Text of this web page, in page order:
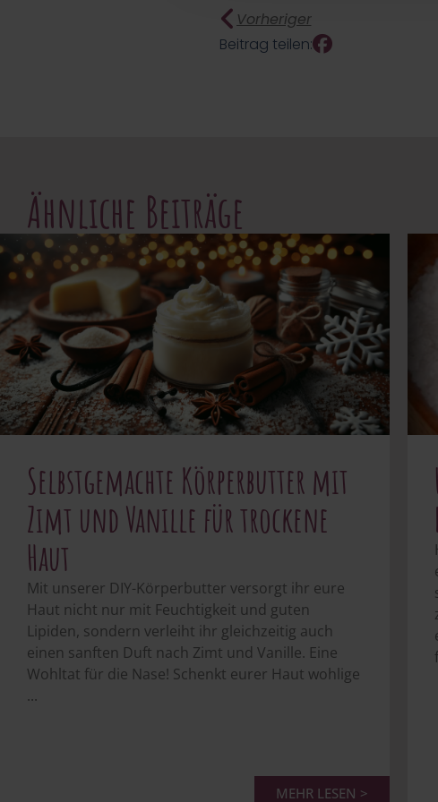
Vorheriger
Beitrag teilen:
Ähnliche Beiträge
Selbstgemachte Körperbutter mit
Zimt und Vanille für trockene
Haut
Mit unserer DIY-Körperbutter versorgt ihr eure
Haut nicht nur mit Feuchtigkeit und guten
Lipiden, sondern verleiht ihr gleichzeitig auch
einen sanften Duft nach Zimt und Vanille. Eine
Wohltat für die Nase! Schenkt eurer Haut wohlige
...
MEHR LESEN >